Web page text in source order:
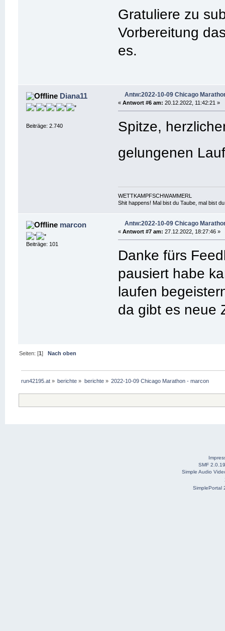
Gratuliere zu
Vorbereitung
es.
Diana11
Beiträge: 2.740
Antw:2022-10-09 Chicago
«Antwort #6 am: 20.12.2022, 11:42:21 »
Spitze,
gelungenen
WETTKAMPFSCHWAMMERL
Shit happens! Mal bist du Taube, mal bist
marcon
Beiträge: 101
Antw:2022-10-09 Chicago
«Antwort #7 am: 27.12.2022, 18:27:46 »
Danke fürs
pausiert habe
laufen
da gibt es neue
Seiten: [1]Nach oben
run42195.at » berichte » berichte» 2022-10-09 Chicago Marathon - marcon
SMF 2.0.19
Simple Audio
SimplePortal